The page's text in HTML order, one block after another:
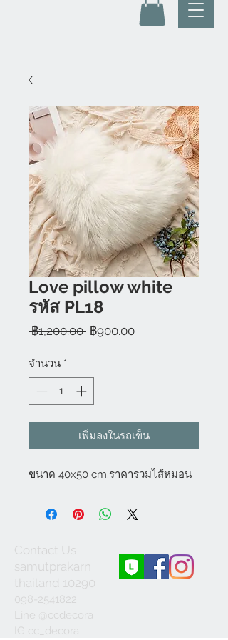
Love pillow white
รหัส PL18
฿1,200.00 ราคา
฿900.00ราคา
จำนวน *
เพิ่มลงในรถเข็น
ขนาด 40x50 cm.ราคารวมไส้หมอน
Contact Us
samutprakarn
thailand 10290
098-2541822
Line @ccdecora
IG cc_decora